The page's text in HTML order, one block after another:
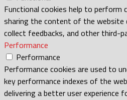
Functional cookies help to perform
sharing the content of the website
collect feedbacks, and other third-
Performance
Performance
Performance cookies are used to
key performance indexes of the
delivering a better user experience